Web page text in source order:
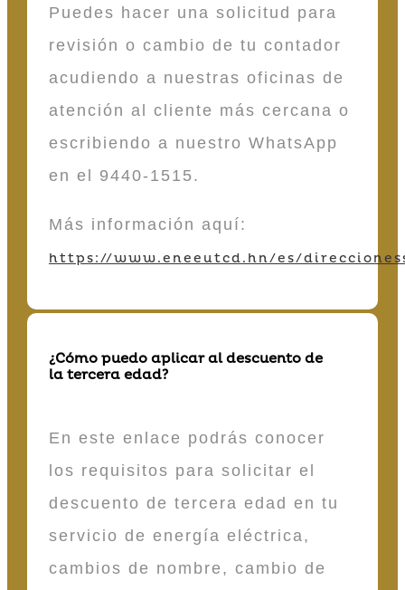
Puedes hacer una solicitud para
revisión o cambio de tu contador
acudiendo a nuestras oficinas de
atención al cliente más cercana o
escribiendo a nuestro WhatsApp
en el 9440-1515.
Más información aquí:
https://www.eneeutcd.hn/es/
¿Cómo puedo aplicar al descuento de
la tercera edad?
En este enlace podrás conocer
los requisitos para solicitar el
descuento de tercera edad en tu
servicio de energía eléctrica,
cambios de nombre, cambio de